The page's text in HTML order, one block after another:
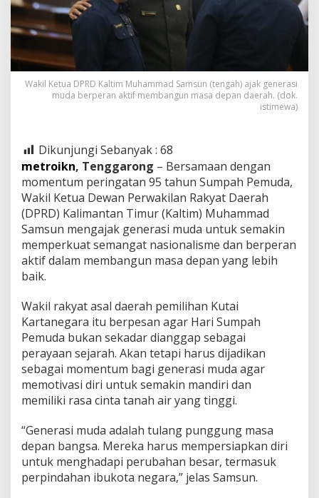
Wakil Ketua DPRD Kaltim Muhammad Samsun (tengah) ajak generasi
muda berperan aktif membangun masa depan daerah. (dok.
istimewa)
Dikunjungi Sebanyak : 68
metroikn, Tenggarong – Bersamaan dengan
momentum peringatan 95 tahun Sumpah Pemuda,
Wakil Ketua Dewan Perwakilan Rakyat Daerah
(DPRD) Kalimantan Timur (Kaltim) Muhammad
Samsun mengajak generasi muda untuk semakin
memperkuat semangat nasionalisme dan berperan
aktif dalam membangun masa depan yang lebih
baik.
Wakil rakyat asal daerah pemilihan Kutai
Kartanegara itu berpesan agar Hari Sumpah
Pemuda bukan sekadar dianggap sebagai
perayaan sejarah. Akan tetapi harus dijadikan
sebagai momentum bagi generasi muda agar
memotivasi diri untuk semakin mandiri dan
memiliki rasa cinta tanah air yang tinggi.
“Generasi muda adalah tulang punggung masa
depan bangsa. Mereka harus mempersiapkan diri
untuk menghadapi perubahan besar, termasuk
perpindahan ibukota negara,” jelas Samsun.